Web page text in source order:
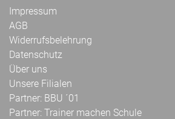
Impressum
AGB
Widerrufsbelehrung
Datenschutz
Über uns
Unsere Filialen
Partner: BBU ´01
Partner: Trainer machen Schule